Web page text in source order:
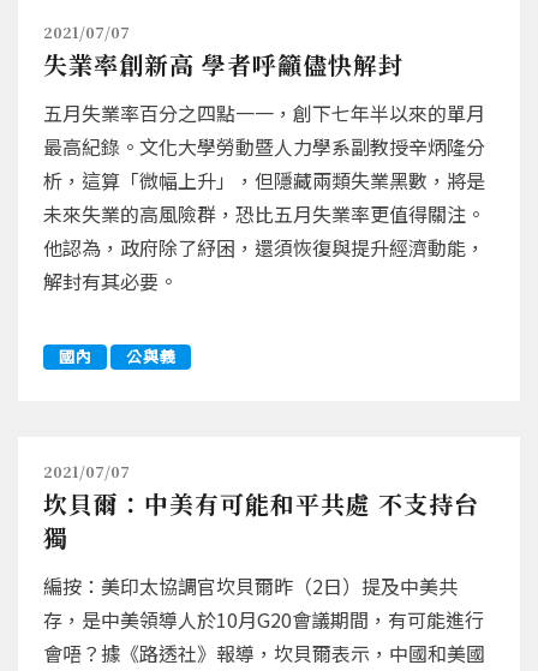
2021/07/07
失業率創新高 學者呼籲儘快解封
五月失業率百分之四點一一，創下七年半以來的單月
最高紀錄。文化大學勞動暨人力學系副教授辛炳隆分
析，這算「微幅上升」，但隱藏兩類失業黑數，將是
未來失業的高風險群，恐比五月失業率更值得關注。
他認為，政府除了紓困，還須恢復與提升經濟動能，
解封有其必要。
國內 公與義
2021/07/07
坎貝爾：中美有可能和平共處 不支持台
獨
編按：美印太協調官坎貝爾昨（2日）提及中美共
存，是中美領導人於10月G20會議期間，有可能進行
會唔？據《路透社》報導，坎貝爾表示，中國和美國